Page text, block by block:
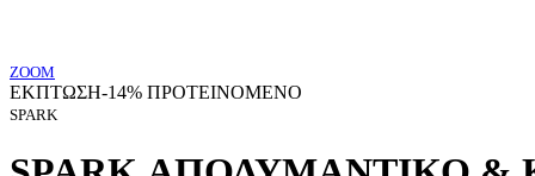
ZOOM
ΕΚΠΤΩΣΗ-14% ΠΡΟΤΕΙΝΟΜΕΝΟ
SPARK